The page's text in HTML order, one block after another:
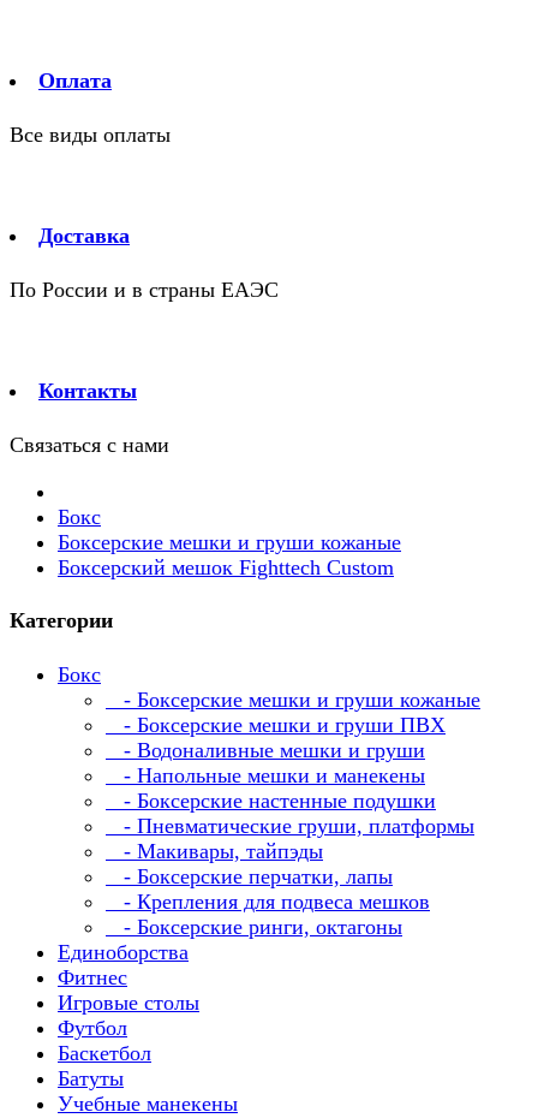
Оплата
Все виды оплаты
Доставка
По России и в страны ЕАЭС
Контакты
Связаться с нами
Бокс
Боксерские мешки и груши кожаные
Боксерский мешок Fighttech Custom
Категории
Бокс
- Боксерские мешки и груши кожаные
- Боксерские мешки и груши ПВХ
- Водоналивные мешки и груши
- Напольные мешки и манекены
- Боксерские настенные подушки
- Пневматические груши, платформы
- Макивары, тайпэды
- Боксерские перчатки, лапы
- Крепления для подвеса мешков
- Боксерские ринги, октагоны
Единоборства
Фитнес
Игровые столы
Футбол
Баскетбол
Батуты
Учебные манекены